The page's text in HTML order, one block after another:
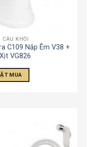
CẦU KHỐI
C109 Nắp Êm V38 +
VG826
MUA